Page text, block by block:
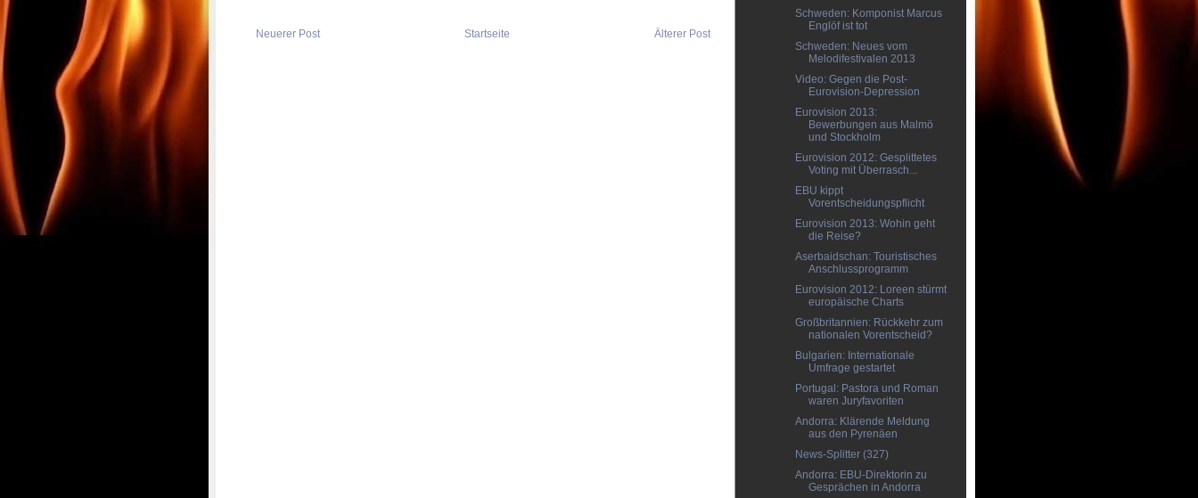
Neuerer Post Älterer Post
Startseite
Schweden: Komponist Marcus
Englöf ist tot
Schweden: Neues vom
Melodifestivalen 2013
Video: Gegen die Post-
Eurovision-Depression
Eurovision 2013:
Bewerbungen aus Malmö
und Stockholm
Eurovision 2012: Gesplittetes
Voting mit Überrasch...
EBU kippt
Vorentscheidungspflicht
Eurovision 2013: Wohin geht
die Reise?
Aserbaidschan: Touristisches
Anschlussprogramm
Eurovision 2012: Loreen stürmt
europäische Charts
Großbritannien: Rückkehr zum
nationalen Vorentscheid?
Bulgarien: Internationale
Umfrage gestartet
Portugal: Pastora und Roman
waren Juryfavoriten
Andorra: Klärende Meldung
aus den Pyrenäen
News-Splitter (327)
Andorra: EBU-Direktorin zu
Gesprächen in Andorra